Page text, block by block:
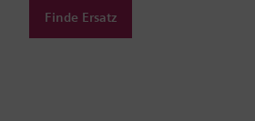
Finde Ersatz